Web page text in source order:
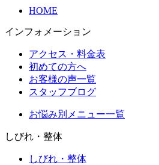
HOME
インフォメーション
アクセス・料金表
初めての方へ
お客様の声一覧
スタッフブログ
お悩み別メニュー一覧
しびれ・整体
しびれ・整体